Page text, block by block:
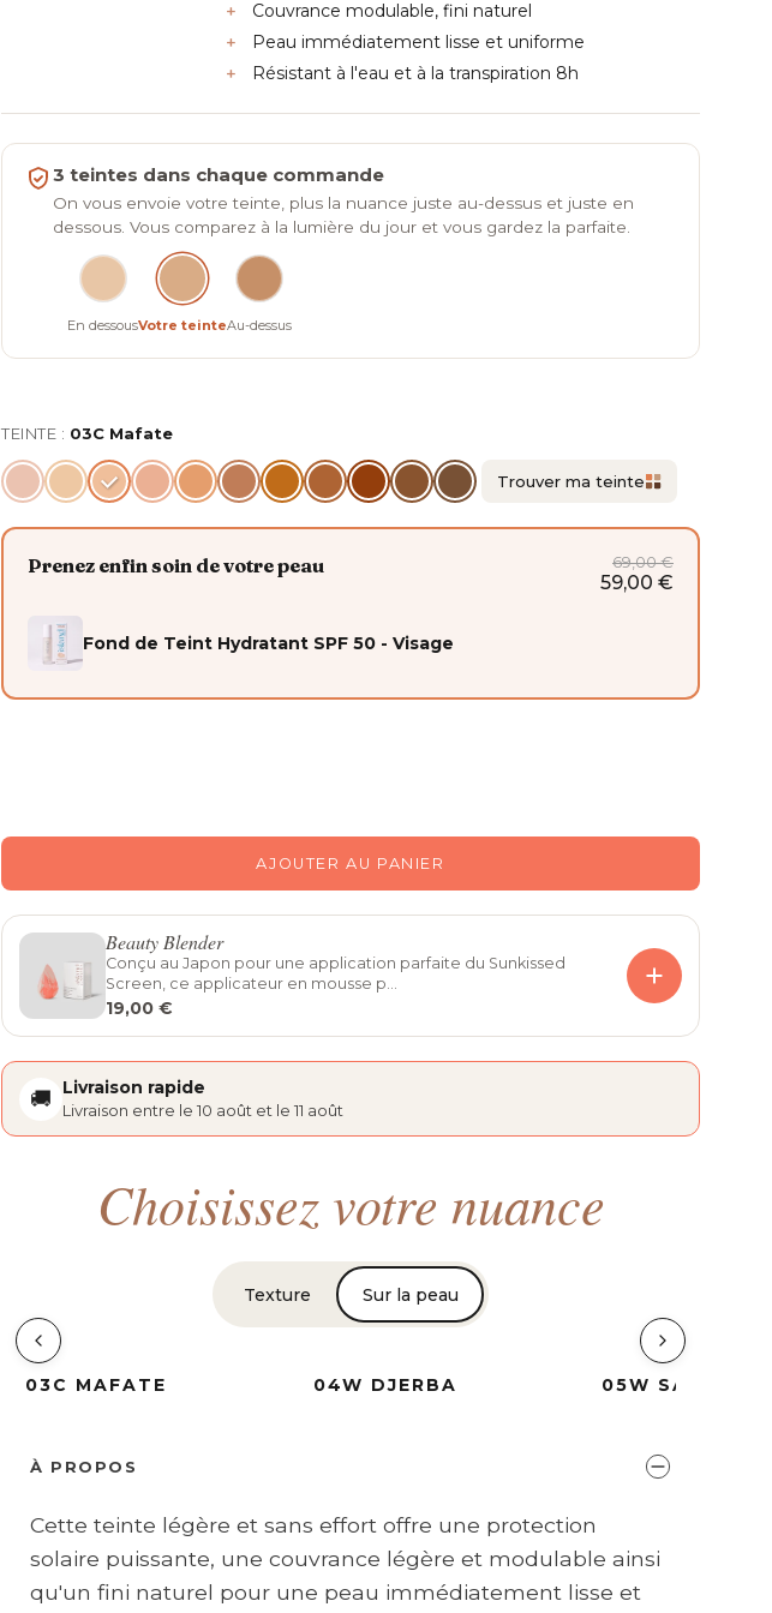
Couvrance modulable, fini naturel
Peau immédiatement lisse et uniforme
Résistant à l'eau et à la transpiration 8h
3 teintes dans chaque commande
On vous envoie votre teinte, plus la nuance juste au-dessus et juste en
dessous. Vous comparez à la lumière du jour et vous gardez la parfaite.
En dessousVotre teinteAu-dessus
TEINTE : 03C Mafate
Trouver ma teinte
Prenez enfin soin de votre peau 69,00 €
59,00 €
Fond de Teint Hydratant SPF 50 - Visage
AJOUTER AU PANIER
Beauty Blender
Conçu au Japon pour une application parfaite du Sunkissed
Screen, ce applicateur en mousse p...
19,00 €
🚚 Livraison rapide
Livraison entre le 10 août et le 11 août
Choisissez votre nuance
Texture Sur la peau
03C MAFATE 04W DJERBA 05W SALAZIE
À PROPOS
Cette teinte légère et sans effort offre une protection
solaire puissante, une couvrance légère et modulable ainsi
qu'un fini naturel pour une peau immédiatement lisse et